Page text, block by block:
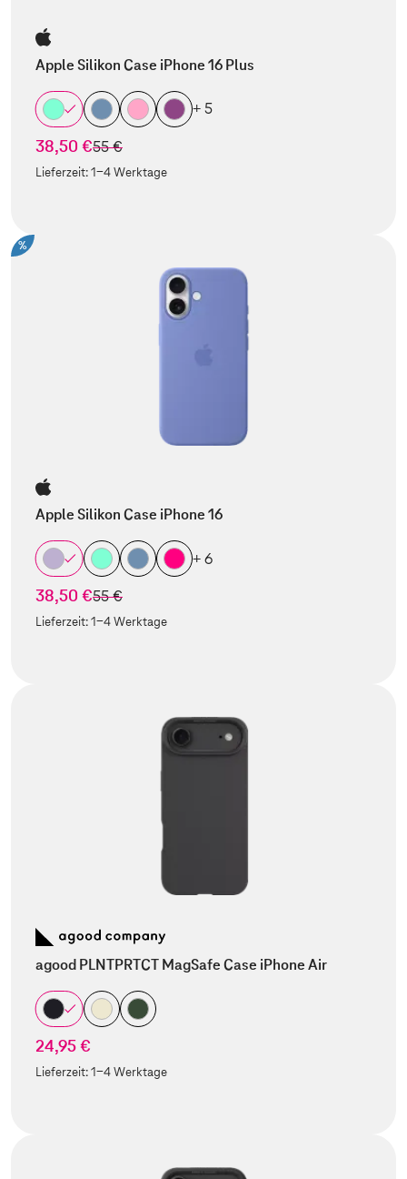
Apple Silikon Case iPhone 16 Plus
+ 5
38,50 €statt
55 €
Lieferzeit:1-4 Werktage
%
Apple Silikon Case iPhone 16
+ 6
38,50 €statt
55 €
Lieferzeit:1-4 Werktage
agood PLNTPRTCT MagSafe Case iPhone Air
24,95 €
Lieferzeit:1-4 Werktage